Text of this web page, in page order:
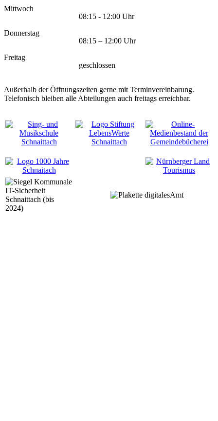
Mittwoch
08:15 - 12:00 Uhr
Donnerstag
08:15 – 12:00 Uhr
Freitag
geschlossen
Außerhalb der Öffnungszeiten gerne mit Terminvereinbarung.
Telefonisch bleiben alle Abteilungen auch freitags erreichbar.